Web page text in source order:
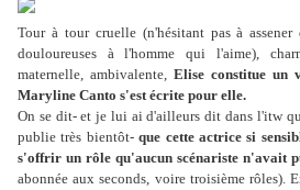
Tour à tour cruelle (n'hésitant pas à assener
douloureuses à l'homme qui l'aime),
maternelle, ambivalente, Elise constitue un
Maryline Canto s'est écrite pour elle.
On se dit- et je lui ai d'ailleurs dit dans l'itw
publie très bientôt-que cette actrice si
s'offrir un rôle qu'aucun scénariste n'avait
abonnée aux seconds, voire troisième rôles).